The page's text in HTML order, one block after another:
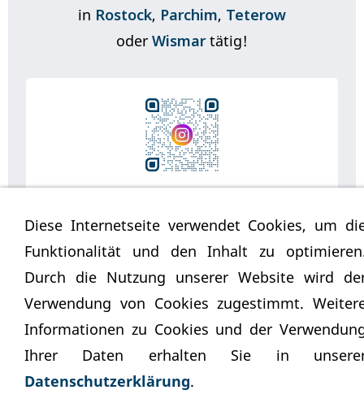
in Rostock, Parchim, Teterow
oder Wismartätig!
… und bleiben Sie auf dem Laufenden!
Datenschutz CookiesBarrierefreiheit
© Schmoock Design 2025
Diese Internetseite verwendet Cookies, um
Funktionalität und den Inhalt zu
Durch die Nutzung unserer Website wird
Verwendung von Cookies zugestimmt.
Informationen zu Cookies und der
Ihrer Daten erhalten Sie in
Datenschutzerklärung.